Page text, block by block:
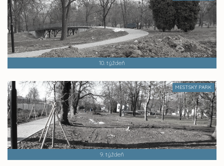
10. týždeň
MESTSKÝ PARK
9. týždeň